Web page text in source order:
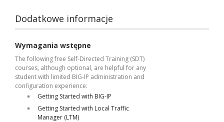
Dodatkowe informacje
Wymagania wstępne
The following free Self-Directed Training (SDT)
courses, although optional, are helpful for any
student with limited BIG-IP administration and
configuration experience:
Getting Started with BIG-IP
Getting Started with Local Traffic
Manager (LTM)